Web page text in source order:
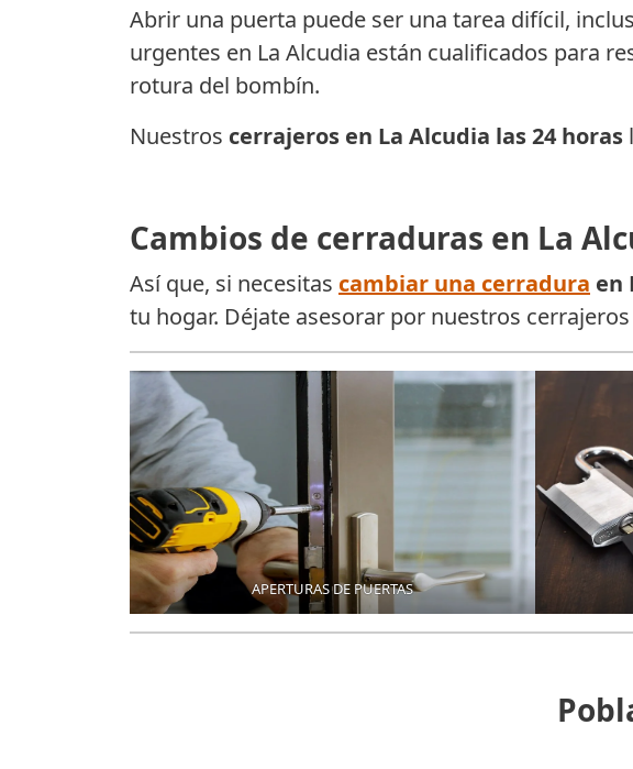
Abrir una puerta puede ser una tarea difícil,
urgentes en La Alcudia están cualificados para
rotura del bombín.
Nuestros cerrajeros en La Alcudia las 24 horas
Cambios de cerraduras en La
Así que, si necesitas cambiar una cerradura en
tu hogar. Déjate asesorar por nuestros
APERTURAS DE PUERTAS